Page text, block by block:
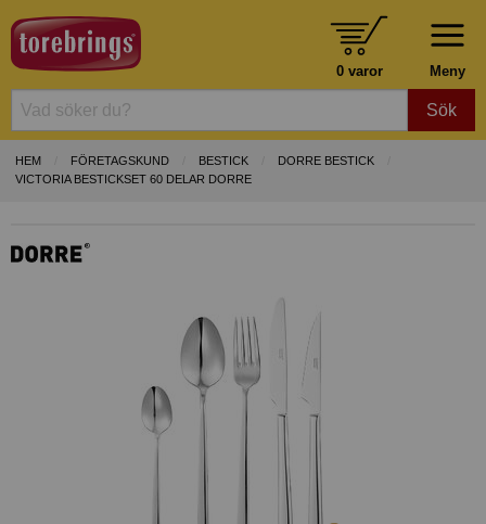
Meny
0 varor
Sök
HEM FÖRETAGSKUND BESTICK
DORRE BESTICK
VICTORIA BESTICKSET 60 DELAR DORRE